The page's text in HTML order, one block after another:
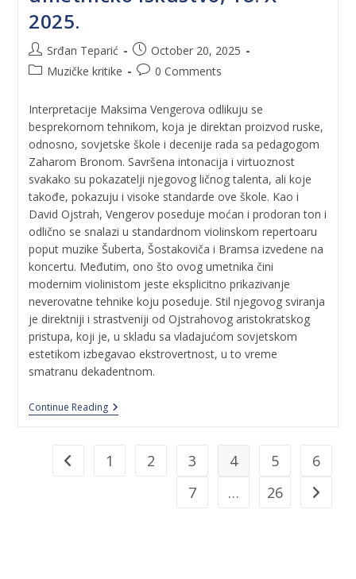
2025.
Srđan Teparić
October 20, 2025
Muzičke kritike
0 Comments
Interpretacije Maksima Vengerova odlikuju se
besprekornom tehnikom, koja je direktan proizvod ruske,
odnosno, sovjetske škole i decenije rada sa pedagogom
Zaharom Bronom. Savršena intonacija i virtuoznost
svakako su pokazatelji njegovog ličnog talenta, ali koje
takođe, pokazuju i visoke standarde ove škole. Kao i
David Ojstrah, Vengerov poseduje moćan i prodoran ton i
odlično se snalazi u standardnom violinskom repertoaru
poput muzike Šuberta, Šostakoviča i Bramsa izvedene na
koncertu. Međutim, ono što ovog umetnika čini
modernim violinistom jeste eksplicitno prikazivanje
neverovatne tehnike koju poseduje. Stil njegovog sviranja
je direktniji i strastveniji od Ojstrahovog aristokratskog
pristupa, koji je, u skladu sa vladajućom sovjetskom
estetikom izbegavao ekstrovertnost, u to vreme
smatranu dekadentnom.
Continue Reading
1 2 3 4 5
6
7
… 26